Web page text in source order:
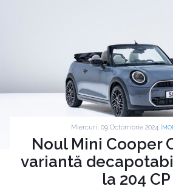
Miercuri, 09 Octombrie 2024 |
Noul Mini Cooper
variantă
la 204 CP